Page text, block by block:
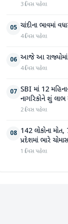
3 દિવસ પહેલા
05 ચાંદીના ભાવમાં
4 દિવસ પહેલા
06 આજે આ રાજ્યોમાં
4 દિવસ પહેલા
07 SBI માં 12
નાગરિકોને શું
2 દિવસ પહેલા
08 142 લોકોના
પ્રદેશમાં ભારે
1 દિવસ પહેલા